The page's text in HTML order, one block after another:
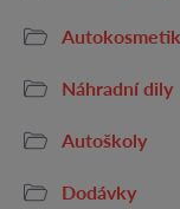
Náhradní dily
Autoškoly
Dodávky